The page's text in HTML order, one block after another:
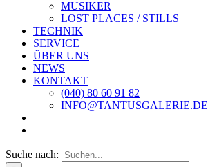
MUSIKER
LOST PLACES / STILLS
TECHNIK
SERVICE
ÜBER UNS
NEWS
KONTAKT
(040) 80 60 91 82
INFO@TANTUSGALERIE.DE
Suche nach: